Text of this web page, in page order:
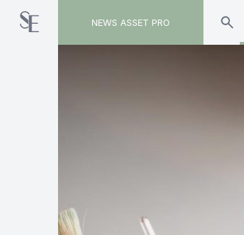
NEWS ASSET PRO